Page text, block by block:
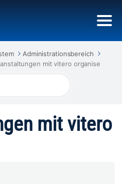
Administrationsbereich
mit vitero organise
mit vitero